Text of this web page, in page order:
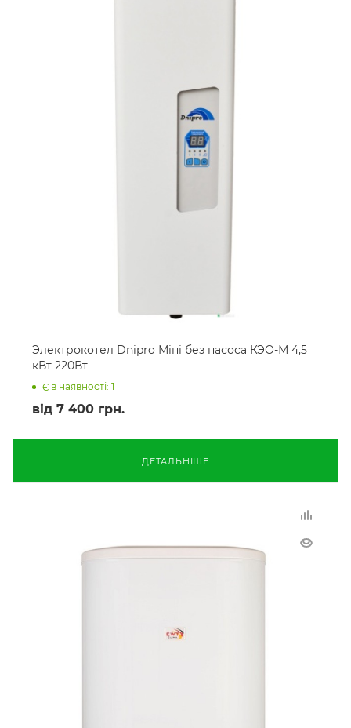
Электрокотел Dnipro Міні без насоса КЭО-М 4,5
кВт 220Вт
Є в наявності: 1
від 7 400 грн.
ДЕТАЛЬНІШЕ